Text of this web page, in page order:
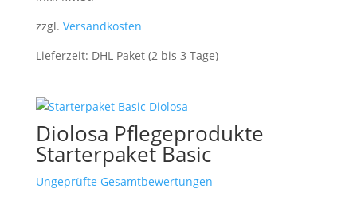
zzgl. Versandkosten
Lieferzeit: DHL Paket (2 bis 3 Tage)
Diolosa Pflegeprodukte
Starterpaket Basic
Ungeprüfte Gesamtbewertungen